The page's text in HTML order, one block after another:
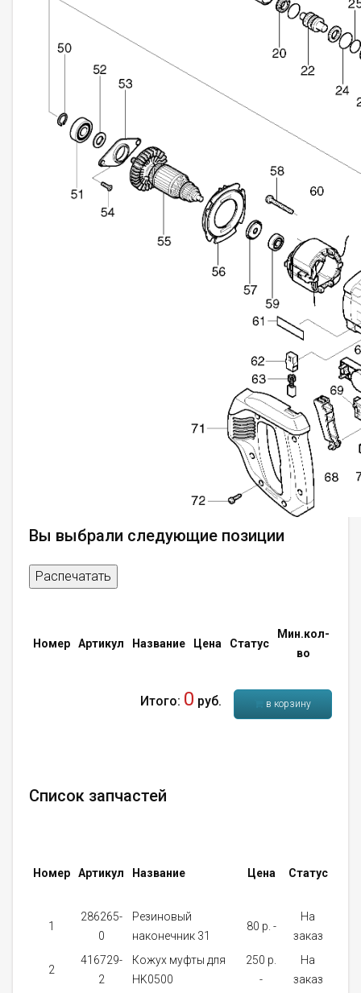
Вы выбрали следующие позиции
Распечатать
Номер Артикул Название Цена Статус
Мин.кол-
во
в корзину
Итого: 0 руб.
Список запчастей
Номер Артикул Название Цена Статус
1
286265-
0
Резиновый
наконечник 31
80 p. -
На
заказ
2
416729-
2
Кожух муфты для
HK0500
250 p.
-
На
заказ